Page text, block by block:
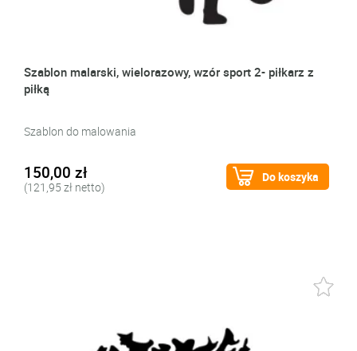
Szablon malarski, wielorazowy, wzór sport 2- piłkarz z
piłką
Szablon do malowania
150,00 zł
(121,95 zł netto)
Do koszyka